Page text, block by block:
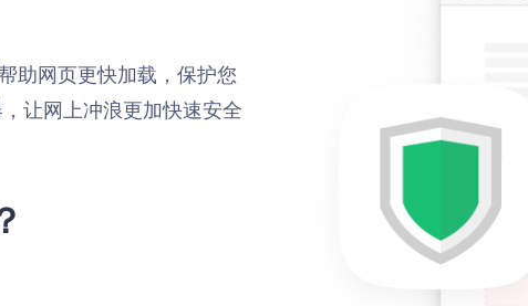
助网页更快加载，保护您
让网上冲浪更加快速安全